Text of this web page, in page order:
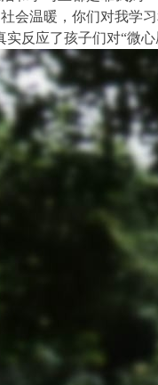
会温暖，你们对我学
反应了孩子们对“微